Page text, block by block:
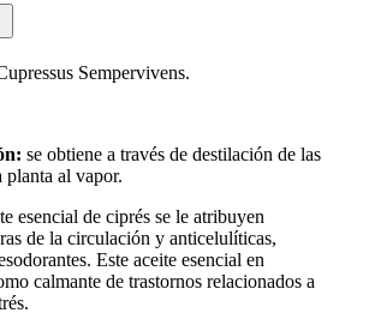
Sempervivens.
se obtiene a través de destilación de las
planta al vapor.
esencial de ciprés se le atribuyen
de la circulación y anticelulíticas,
Este aceite esencial en
calmante de trastornos relacionados a